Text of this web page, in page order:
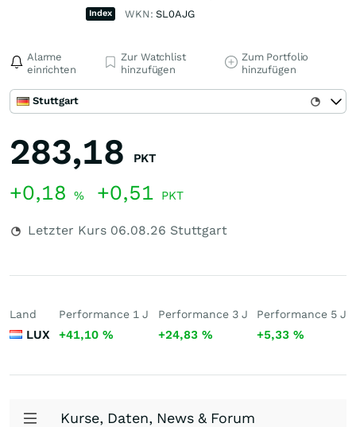
Index WKN:SL0AJG
Alarme
einrichten
Zur Watchlist
hinzufügen
Zum Portfolio
hinzufügen
Stuttgart
283,18 PKT
+0,18 % +0,51 PKT
Letzter Kurs 06.08.26 Stuttgart
Land
LUX
Performance 1 J
+41,10%
Performance 3 J
+24,83 %
Performance 5 J
+5,33 %
Kurse, Daten, News & Forum